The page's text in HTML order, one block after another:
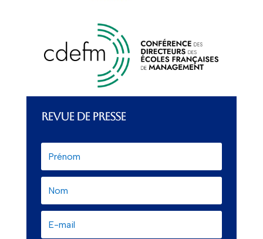
REVUE DE PRESSE